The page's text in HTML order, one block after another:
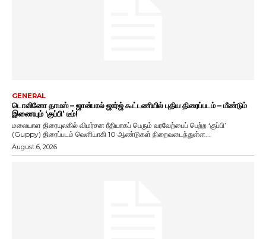
GENERAL
டொவினோ தாமஸ் – ஜான்பால் ஜார்ஜ் கூட்டணியில் புதிய திரைப்படம் – மீண்டும்
இணையும் ‘குப்பி’ டீம்!
மலையாள திரையுலகில் விமர்சன ரீதியாகப் பெரும் வரவேற்பைப் பெற்ற ‘குப்பி’
(Guppy) திரைப்படம் வெளியாகி 10 ஆண்டுகள் நிறைவடைந்துள்ள...
August 6, 2026